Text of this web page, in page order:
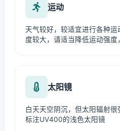
运动
天气较好，较适宜进行各种
度较大，请适当降低运动强度
太阳镜
白天天空阴沉，但太阳辐射
标注UV400的浅色太阳镜